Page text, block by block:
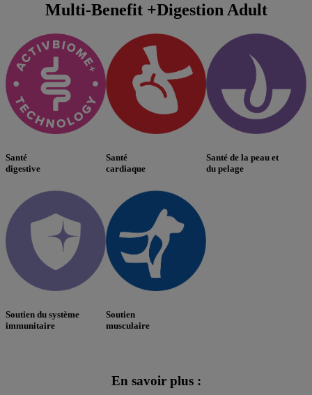
Multi-Benefit +Digestion Adult
Santé
digestive
Santé
cardiaque
Santé de la peau et
du pelage
Soutien du système
immunitaire
Soutien
musculaire
En savoir plus :